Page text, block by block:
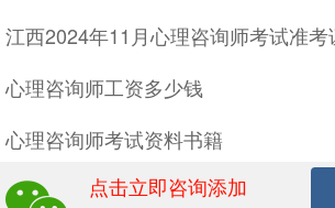
心理咨询师工资多少钱
心理咨询师考试资料书籍
2024年11月心理咨询师考证大概多少钱
点击立即咨询添加